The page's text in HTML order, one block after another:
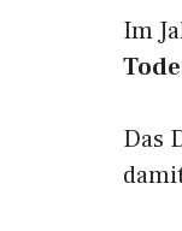
Im
Das